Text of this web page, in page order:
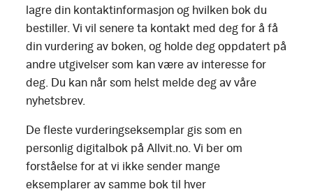
lagre din kontaktinformasjon og hvilken bok du
bestiller. Vi vil senere ta kontakt med deg for å få
din vurdering av boken, og holde deg oppdatert på
andre utgivelser som kan være av interesse for
deg. Du kan når som helst melde deg av våre
nyhetsbrev.
De fleste vurderingseksemplar gis som en
personlig digitalbok på Allvit.no. Vi ber om
forståelse for at vi ikke sender mange
eksemplarer av samme bok til hver